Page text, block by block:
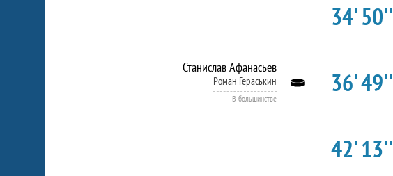
34' 50''
Станислав Афанасьев
Роман Гераськин
В большинстве
36' 49''
42' 13''